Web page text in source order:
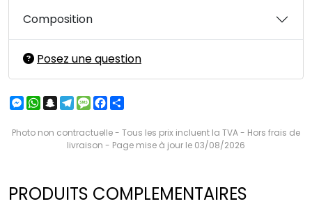
Composition
Posez une question
Messenger
WhatsApp
Snapchat
Telegram
MessageFacebook
Photo non contractuelle - Tous les prix incluent la TVA - Hors frais de
livraison - Page mise à jour le 03/08/2026
PRODUITS COMPLEMENTAIRES